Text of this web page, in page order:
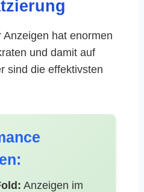
hat enormen
und damit auf
sind die effektivsten
Anzeigen im